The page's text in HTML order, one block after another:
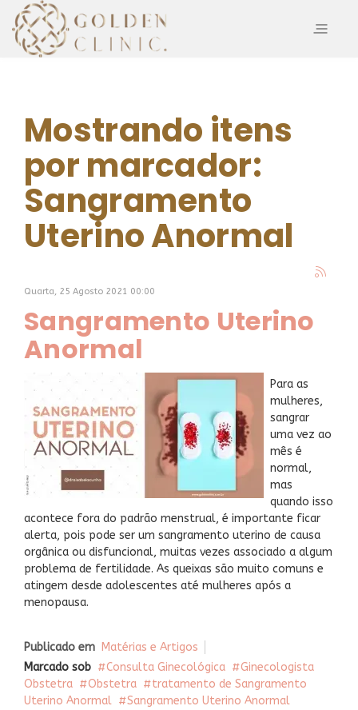
Mostrando itens
por marcador:
Sangramento
Uterino Anormal
Quarta, 25 Agosto 2021 00:00
Sangramento Uterino
Anormal
Para as
mulheres,
sangrar
uma vez ao
mês é
normal,
mas
quando isso
acontece fora do padrão menstrual, é importante ficar
alerta, pois pode ser um sangramento uterino de causa
orgânica ou disfuncional, muitas vezes associado a algum
problema de fertilidade. As queixas são muito comuns e
atingem desde adolescentes até mulheres após a
menopausa.
Publicado em Matérias e Artigos
Marcado sob
Consulta Ginecológica
Ginecologista
Obstetra
Obstetra
tratamento de Sangramento
Uterino Anormal
Sangramento Uterino Anormal